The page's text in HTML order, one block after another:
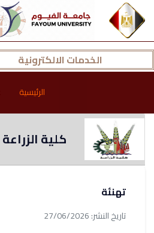
الخدمات الالكترونية
الرئيسية
كلية الزراعة
تهنئة
تاريخ النشر: 27/06/2026